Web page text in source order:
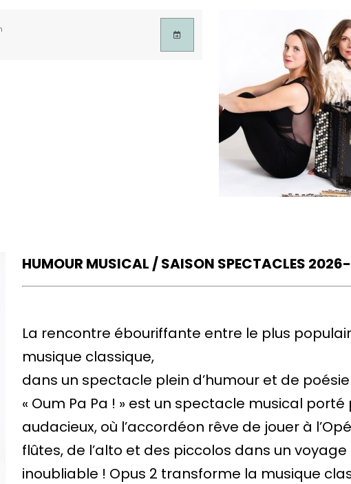
HUMOUR MUSICAL / SAISON SPECTACLES
La rencontre ébouriffante entre le plus
musique classique,
dans un spectacle plein d’humour et de poésie
« Oum Pa Pa ! » est un spectacle musical
audacieux, où l’accordéon rêve de jouer à
flûtes, de l’alto et des piccolos dans un
inoubliable ! Opus 2 transforme la musique